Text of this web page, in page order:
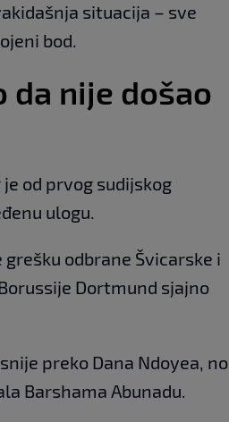
situacija – sve
bod.
da nije došao
od prvog sudijskog
ulogu.
odbrane Švicarske i
Dortmund sjajno
preko Dana Ndoyea, no
Barshama Abunadu.